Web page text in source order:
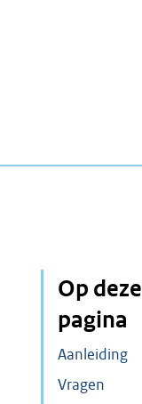
Op deze
pagina
Aanleiding
Vragen